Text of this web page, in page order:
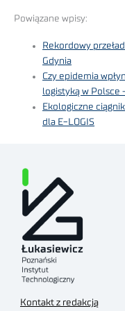
Powiązane wpisy:
Rekordowy
Gdynia
Czy epidemia
logistyką w Polsce
Ekologiczne
dla E-LOGIS
Kontakt z redakcją